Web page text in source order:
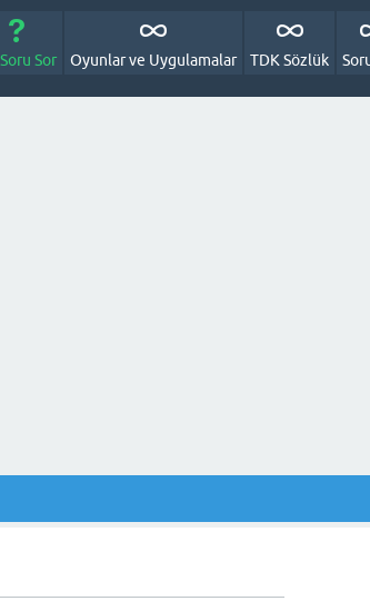
Sor Oyunlar ve Uygulamalar TDK Sözlük